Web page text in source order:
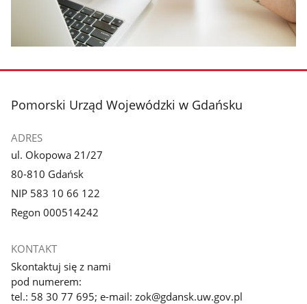
stopka
Pomorski Urząd Wojewódzki w Gdańsku
ADRES
ul. Okopowa 21/27
80-810 Gdańsk
NIP 583 10 66 122
Regon 000514242
KONTAKT
Skontaktuj się z nami
pod numerem:
tel.: 58 30 77 695; e-mail: zok@gdansk.uw.gov.pl